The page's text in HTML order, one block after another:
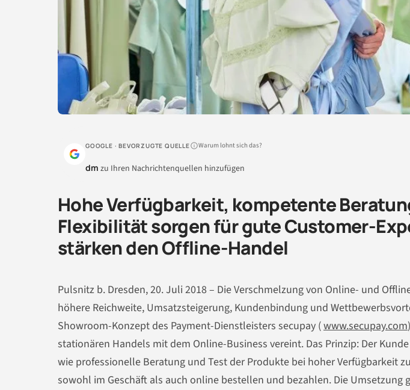
GOOGLE · BEVORZUGTE QUELLE Warum lohnt sich das?
dm zu Ihren Nachrichtenquellen hinzufügen
Hohe Verfügbarkeit, kompetente
Flexibilität sorgen für gute Customer-
stärken den Offline-Handel
Pulsnitz b. Dresden, 20. Juli 2018 – Die Verschmelzung von Online- und
höhere Reichweite, Umsatzsteigerung, Kundenbindung und
Showroom-Konzept des Payment-Dienstleisters secupay (www.secupay.com
stationären Handels mit dem Online-Business vereint. Das Prinzip: Der
wie professionelle Beratung und Test der Produkte bei hoher Verfügbarkeit
sowohl im Geschäft als auch online bestellen und bezahlen. Die Umsetzung